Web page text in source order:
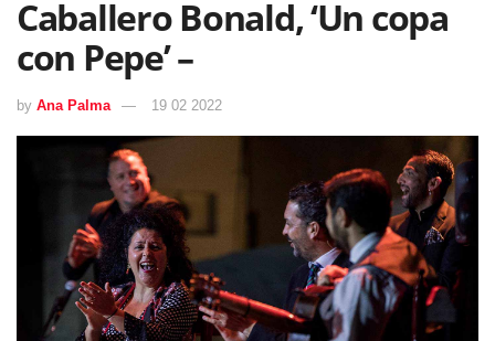
Caballero Bonald, ‘Un copa
con Pepe’ –
by Ana Palma 19 02 2022